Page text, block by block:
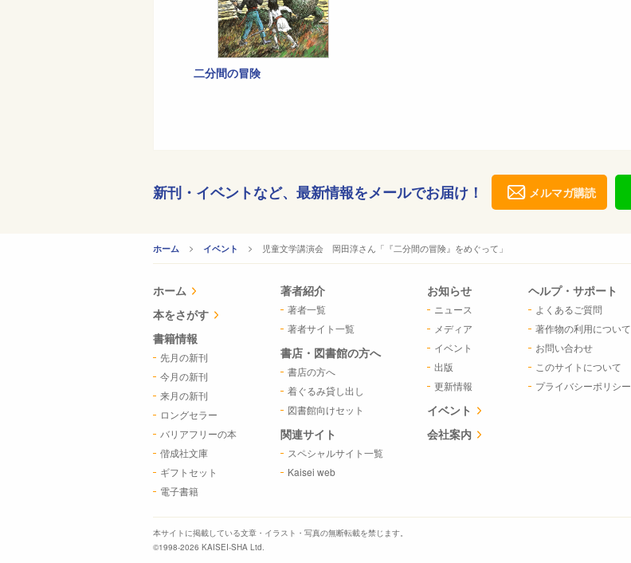
二分間の冒険
新刊・イベントなど、 最新情報をメールでお届け！ メルマガ購読
ホーム イベント CURRENT:
児童文学講演会 岡田淳さん「『二分間の冒険』をめぐって」
ホーム
本をさがす
書籍情報
先月の新刊
今月の新刊
来月の新刊
ロングセラー
バリアフリーの本
偕成社文庫
ギフトセット
電子書籍
著者紹介
著者一覧
著者サイト一覧
書店・図書館の方へ
書店の方へ
着ぐるみ貸し出し
図書館向けセット
関連サイト
スペシャルサイト一覧
Kaisei web
お知らせ
ニュース
メディア
イベント
出版
更新情報
イベント
会社案内
ヘルプ・サポート
よくあるご質問
著作物の利用について
お問い合わせ
このサイトについて
プライバシーポリシー
本サイトに掲載している文章・イラスト・写真の無断転載を禁じます。
©1998-2026 KAISEI-SHA Ltd.